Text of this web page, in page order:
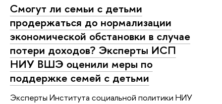
Смогут ли семьи с детьми
продержаться до нормализации
экономической обстановки в случае
потери доходов? Эксперты ИСП
НИУ ВШЭ оценили меры по
поддержке семей с детьми
Эксперты Института социальной политики НИУ